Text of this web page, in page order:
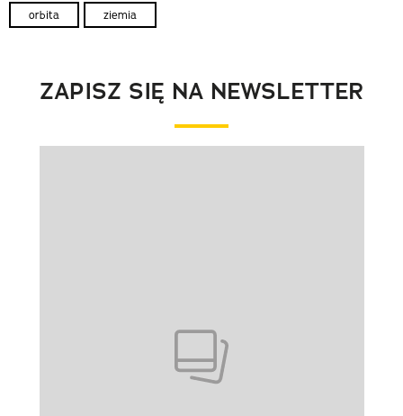
orbita ziemia
ZAPISZ SIĘ NA NEWSLETTER